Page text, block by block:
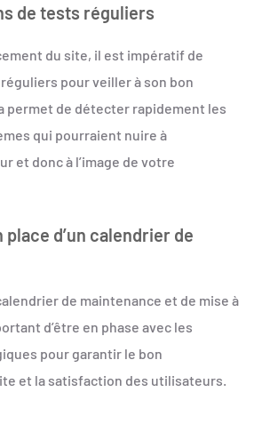
de tests réguliers
du site, il est impératif de
pour veiller à son bon
permet de détecter rapidement les
qui pourraient nuire à
et donc à l’image de votre
place d’un calendrier de
de maintenance et de mise à
d’être en phase avec les
pour garantir le bon
et la satisfaction des utilisateurs.